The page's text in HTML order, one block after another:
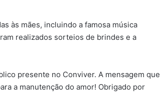
às mães, incluindo a famosa música
realizados sorteios de brindes e a
presente no Conviver. A mensagem que
a manutenção do amor! Obrigado por